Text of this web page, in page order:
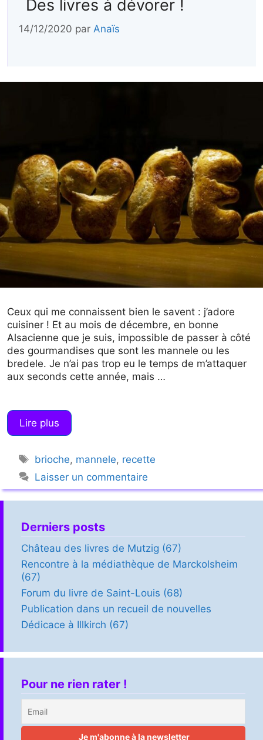
Des livres à dévorer !
14/12/2020 par Anaïs
Ceux qui me connaissent bien le savent : j’adore
cuisiner ! Et au mois de décembre, en bonne
Alsacienne que je suis, impossible de passer à côté
des gourmandises que sont les mannele ou les
bredele. Je n’ai pas trop eu le temps de m’attaquer
aux seconds cette année, mais …
Lire plus
Étiquettes
brioche, mannele, recette
Laisser un commentaire
Derniers posts
Château des livres de Mutzig (67)
Rencontre à la médiathèque de Marckolsheim
(67)
Forum du livre de Saint-Louis (68)
Publication dans un recueil de nouvelles
Dédicace à Illkirch (67)
Pour ne rien rater !